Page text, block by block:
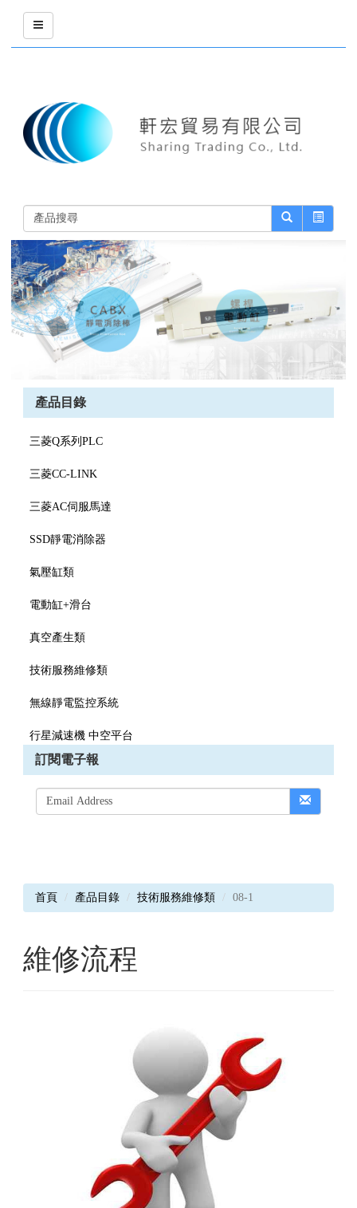
產品目錄
三菱Q系列PLC
三菱CC-LINK
三菱AC伺服馬達
SSD靜電消除器
氣壓缸類
電動缸+滑台
真空產生類
技術服務維修類
無線靜電監控系統
行星減速機 中空平台
訂閱電子報
首頁 產品目錄 技術服務維修類 08-1
維修流程